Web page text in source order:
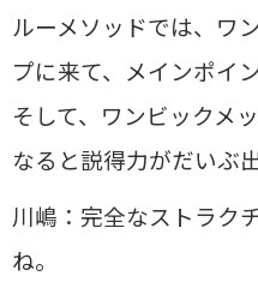
ルーメソッドでは、ワ
プに来て、メインポイ
そして、ワンビックメ
なると説得力がだいぶ
川嶋：完全なストラク
ね。